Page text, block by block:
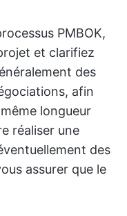
PMBOK,
et clarifiez
des
afin
longueur
réaliser une
des
assurer que le